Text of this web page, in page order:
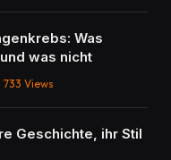
Was
was nicht
733 Views
Geschichte, ihr Stil